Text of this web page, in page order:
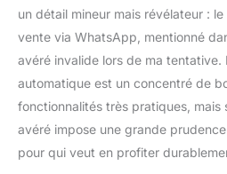
volet
après
un détail mineur mais révélateur :
vente via WhatsApp, mentionné
avéré invalide lors de ma
automatique est un concentré de
fonctionnalités très pratiques, mais
avéré impose une grande
pour qui veut en profiter